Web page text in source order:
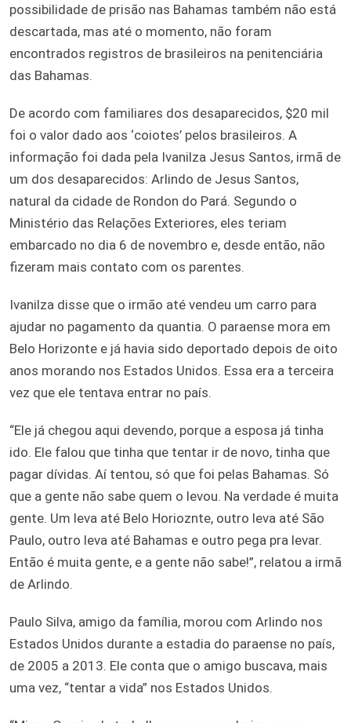
possibilidade de prisão nas Bahamas também não está
descartada, mas até o momento, não foram
encontrados registros de brasileiros na penitenciária
das Bahamas.
De acordo com familiares dos desaparecidos, $20 mil
foi o valor dado aos ‘coiotes’ pelos brasileiros. A
informação foi dada pela Ivanilza Jesus Santos, irmã de
um dos desaparecidos: Arlindo de Jesus Santos,
natural da cidade de Rondon do Pará. Segundo o
Ministério das Relações Exteriores, eles teriam
embarcado no dia 6 de novembro e, desde então, não
fizeram mais contato com os parentes.
Ivanilza disse que o irmão até vendeu um carro para
ajudar no pagamento da quantia. O paraense mora em
Belo Horizonte e já havia sido deportado depois de oito
anos morando nos Estados Unidos. Essa era a terceira
vez que ele tentava entrar no país.
“Ele já chegou aqui devendo, porque a esposa já tinha
ido. Ele falou que tinha que tentar ir de novo, tinha que
pagar dívidas. Aí tentou, só que foi pelas Bahamas. Só
que a gente não sabe quem o levou. Na verdade é muita
gente. Um leva até Belo Horioznte, outro leva até São
Paulo, outro leva até Bahamas e outro pega pra levar.
Então é muita gente, e a gente não sabe!”, relatou a irmã
de Arlindo.
Paulo Silva, amigo da família, morou com Arlindo nos
Estados Unidos durante a estadia do paraense no país,
de 2005 a 2013. Ele conta que o amigo buscava, mais
uma vez, “tentar a vida” nos Estados Unidos.